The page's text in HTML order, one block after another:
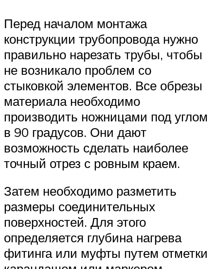
Перед началом монтажа
конструкции трубопровода нужно
правильно нарезать трубы, чтобы
не возникало проблем со
стыковкой элементов. Все обрезы
материала необходимо
производить ножницами под углом
в 90 градусов. Они дают
возможность сделать наиболее
точный отрез с ровным краем.
Затем необходимо разметить
размеры соединительных
поверхностей. Для этого
определяется глубина нагрева
фитинга или муфты путем отметки